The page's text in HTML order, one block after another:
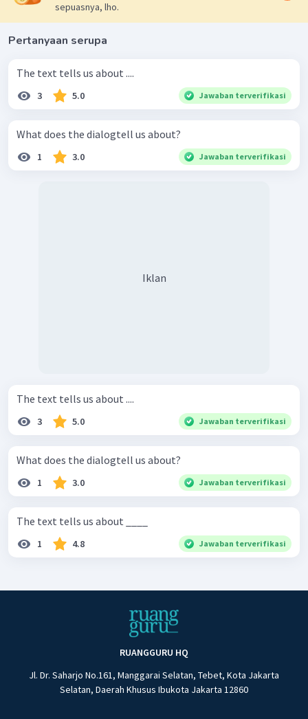
sepuasnya, lho.
Pertanyaan serupa
The text tells us about ....
3 5.0 Jawaban terverifikasi
What does the dialogtell us about?
1 3.0 Jawaban terverifikasi
Iklan
The text tells us about ....
3 5.0 Jawaban terverifikasi
What does the dialogtell us about?
1 3.0 Jawaban terverifikasi
The text tells us about ____
1 4.8 Jawaban terverifikasi
RUANGGURU HQ
Jl. Dr. Saharjo No.161, Manggarai Selatan, Tebet, Kota Jakarta
Selatan, Daerah Khusus Ibukota Jakarta 12860